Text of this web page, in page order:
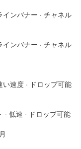
ンバナー · チャネル
ンバナー · チャネル
速度 · ドロップ可能
· 低速 · ドロップ可能